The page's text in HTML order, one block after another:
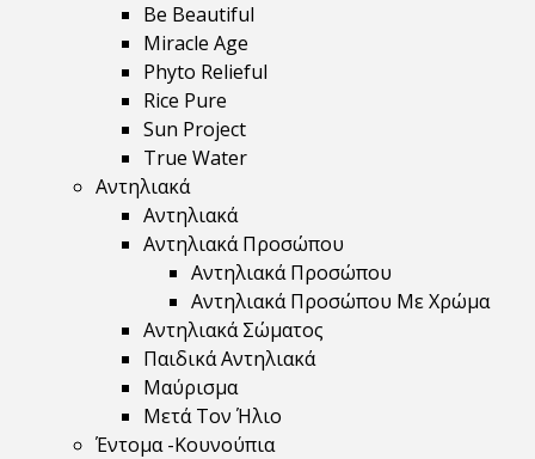
Be Beautiful
Miracle Age
Phyto Relieful
Rice Pure
Sun Project
True Water
Αντηλιακά
Αντηλιακά
Αντηλιακά Προσώπου
Αντηλιακά Προσώπου
Αντηλιακά Προσώπου Με Χρώμα
Αντηλιακά Σώματος
Παιδικά Αντηλιακά
Μαύρισμα
Mετά Τον Ήλιο
Έντομα -Κουνούπια